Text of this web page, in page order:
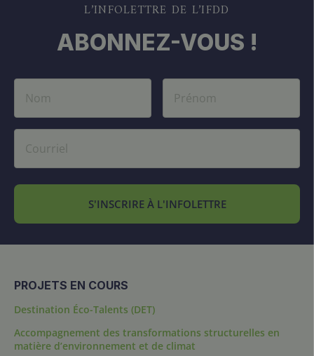
L’INFOLETTRE DE L’IFDD
ABONNEZ-VOUS !
S'INSCRIRE À L'INFOLETTRE
PROJETS EN COURS
Destination Éco-Talents (DET)
Accompagnement des transformations structurelles en
matière d’environnement et de climat